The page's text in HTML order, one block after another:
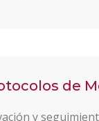
de
y